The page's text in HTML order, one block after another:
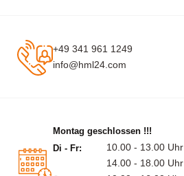
+49 341 961 1249
info@hml24.com
Montag geschlossen !!!
Di - Fr:
10.00 - 13.00 Uhr
14.00 - 18.00 Uhr